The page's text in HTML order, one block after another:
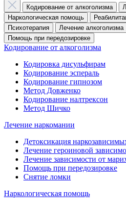
Кодирование от алкоголизма
Наркологическая помощь
Психотерапия
Лечение алкоголизма
Помощь при передозировке
Кодирование от алкоголизма
Кодировка дисульфирам
Кодирование эспераль
Кодирование гипнозом
Метод Довженко
Кодирование налтрексон
Метод Шичко
Лечение наркомании
Детоксикация
Лечение героиновой
Лечение зависимости от
Помощь при передозировке
Снятие ломки
Наркологическая помощь